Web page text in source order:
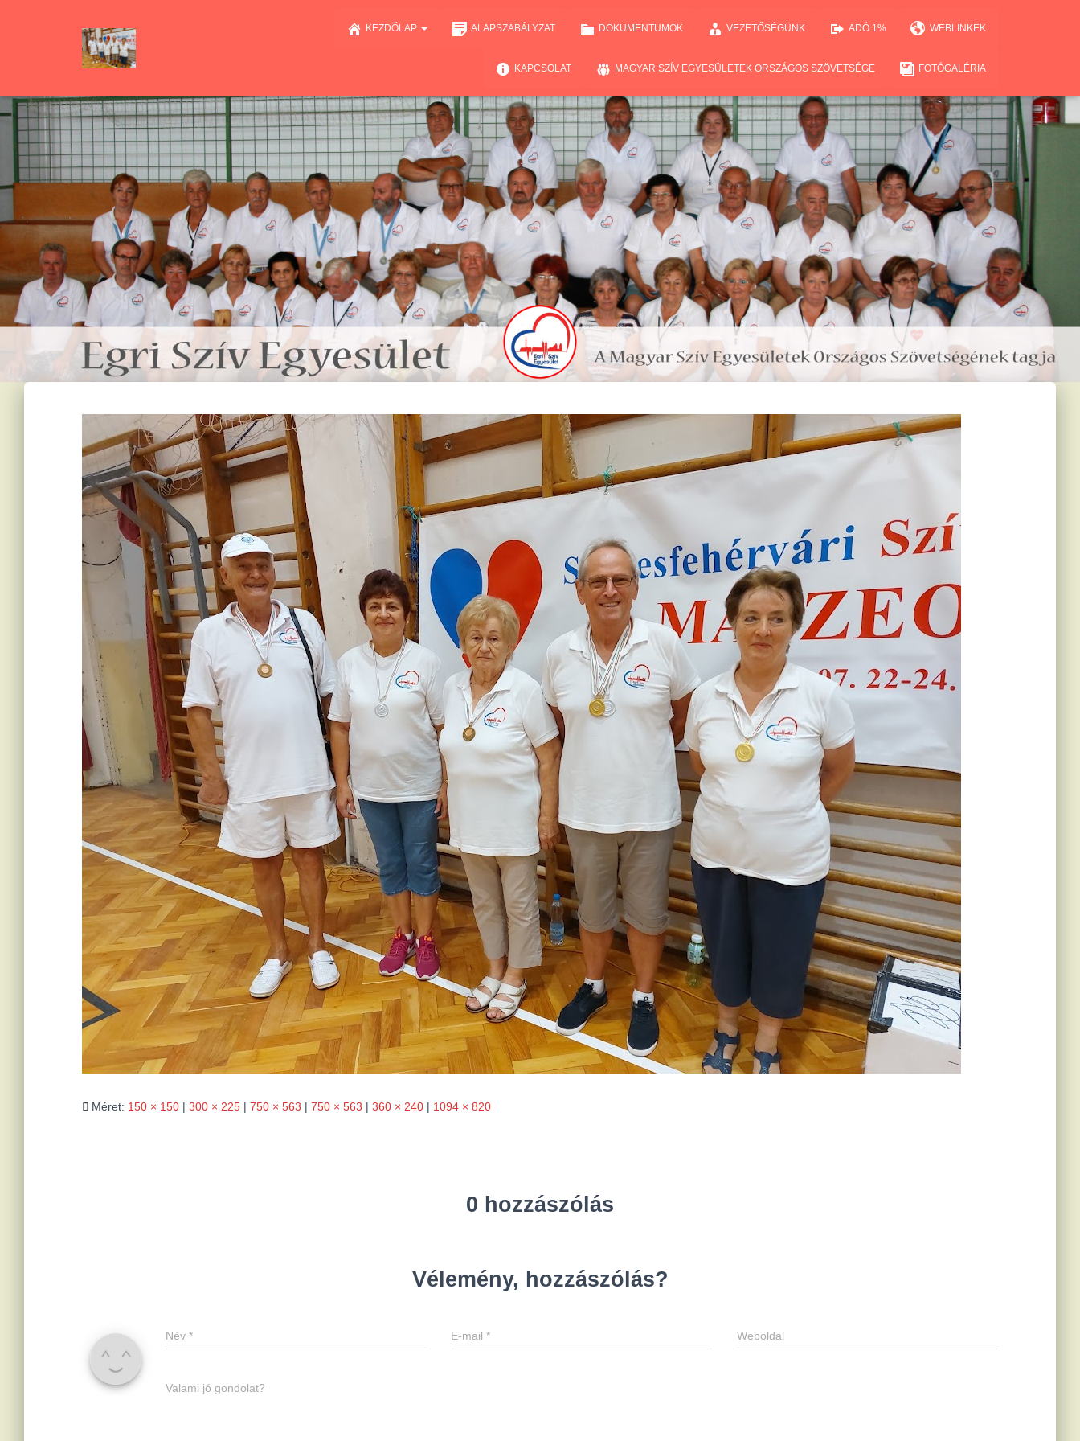
KEZDŐLAP ALAPSZABÁLYZAT DOKUMENTUMOK VEZETŐSÉGÜNK ADÓ 1% WEBLINKEK
KAPCSOLAT MAGYAR SZÍV EGYESÜLETEK ORSZÁGOS SZÖVETSÉGE FOTÓGALÉRIA
Méret: 150 × 150 | 300 × 225 | 750 × 563 | 750 × 563 | 360 × 240 | 1094 × 820
0 hozzászólás
Vélemény, hozzászólás?
Név * E-mail* Weboldal
Valami jó gondolat?